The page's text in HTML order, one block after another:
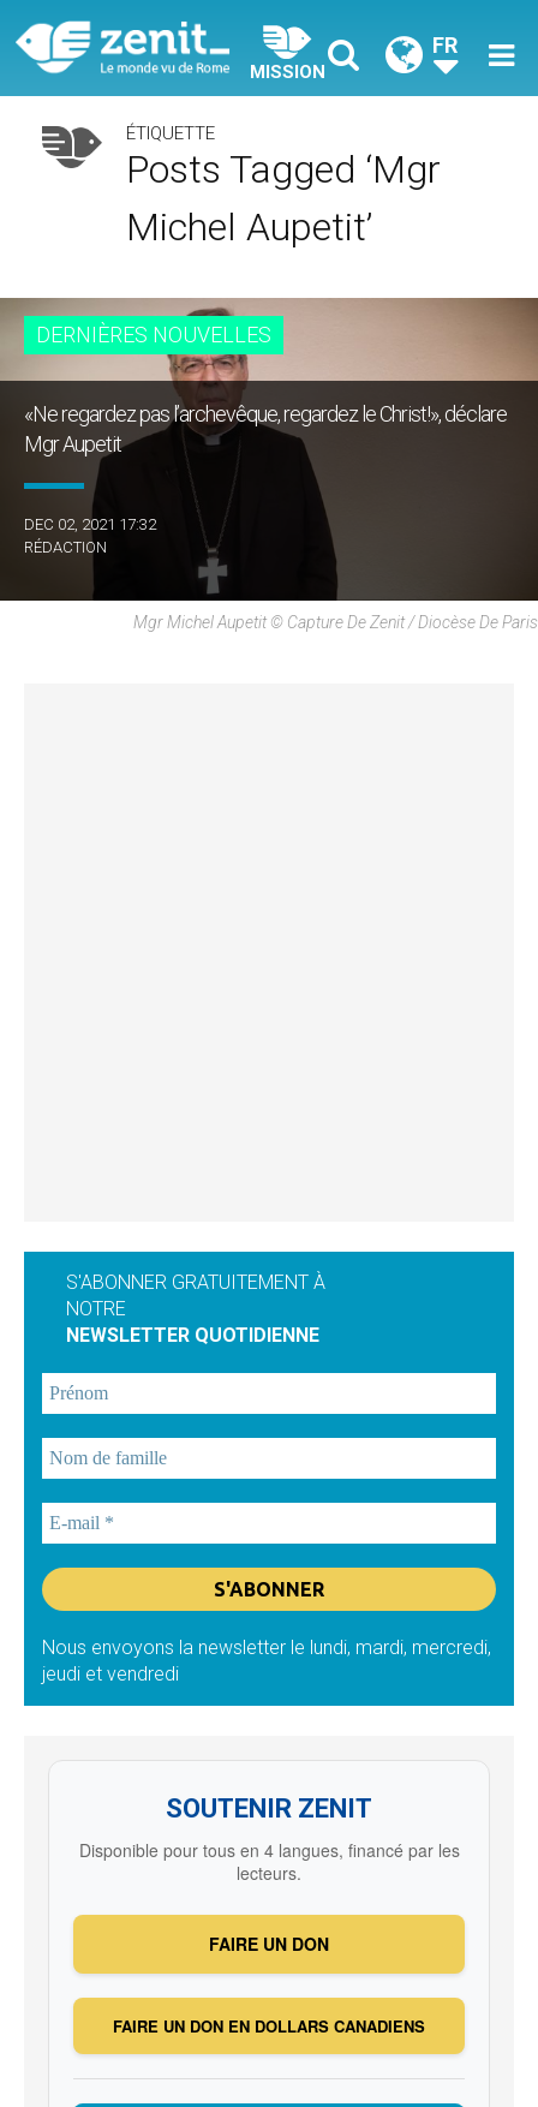
MISSION
FR
ÉTIQUETTE
Posts Tagged ‘Mgr
Michel Aupetit’
DERNIÈRES NOUVELLES
«Ne regardez pas l’archevêque, regardez le Christ!», déclare
Mgr Aupetit
DEC 02, 2021 17:32
RÉDACTION
Mgr Michel Aupetit © Capture De Zenit / Diocèse De Paris
S'ABONNER GRATUITEMENT À
NOTRE
NEWSLETTER QUOTIDIENNE
Nous envoyons la newsletter le lundi, mardi, mercredi,
jeudi et vendredi
SOUTENIR ZENIT
Disponible pour tous en 4 langues, financé par les
lecteurs.
FAIRE UN DON
FAIRE UN DON EN DOLLARS CANADIENS